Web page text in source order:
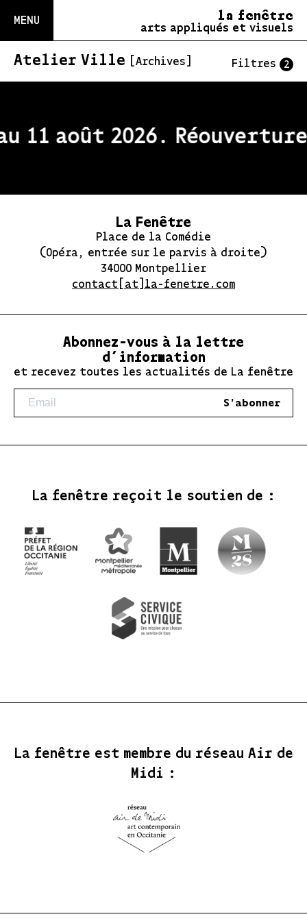
MENU la fenêtre
arts appliqués et visuels
Atelier Ville [Archives] Filtres 2
11 août 2026.
La Fenêtre
Place de la Comédie
(Opéra, entrée sur le parvis à droite)
34000 Montpellier
contact[at]la-fenetre.com
Abonnez-vous à la lettre
d’information
et recevez toutes les actualités de La fenêtre
S'abonner
La fenêtre reçoit le soutien de :
La fenêtre est membre du réseau Air de
Midi :